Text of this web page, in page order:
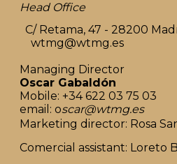
Head Office
C/ Retama, 47 - 28200
wtmg@wtmg.es
Managing Director
Oscar Gabaldón
Mobile: +34 622 03 75 03
email: oscar@wtmg.es
Marketing director: Rosa
Comercial assistant: Loreto